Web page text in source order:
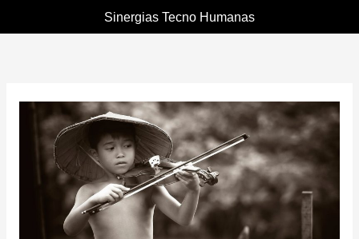
Sinergias Tecno Humanas